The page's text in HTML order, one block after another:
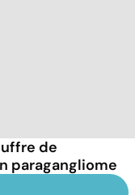
de
paragangliome